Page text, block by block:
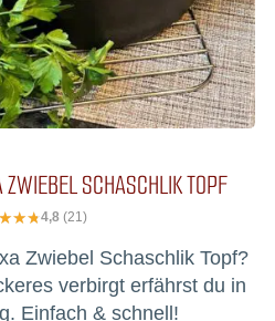
ZWIEBEL SCHASCHLIK TOPF
4,8 (21)
Zwiebel Schaschlik Topf?
verbirgt erfährst du in
Einfach & schnell!